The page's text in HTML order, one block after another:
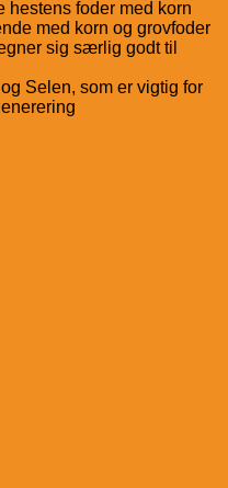
hestens foder med korn
med korn og grovfoder
sig særlig godt til
Selen, som er vigtig for